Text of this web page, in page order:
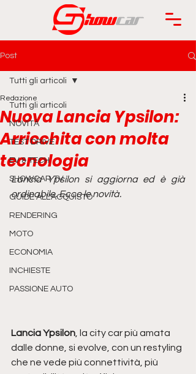
Post
Tutti gli articoli
NOVITÀ
TEST DRIVE
EV & TECH
SHOWCAR TV
GUIDE ALL'ACQUISTO
RENDERING
MOTO
ECONOMIA
INCHIESTE
PASSIONE AUTO
Tutti gli articoli
Nuova Lancia Ypsilon:
Arricchita con molta
tecnologia
Redazione
Lancia Ypsilon si aggiorna ed è già
ordinabile. Ecco le novità.
Lancia Ypsilon, la city car più amata
dalle donne, si evolve, con un restyling
che ne vede più connettività, più